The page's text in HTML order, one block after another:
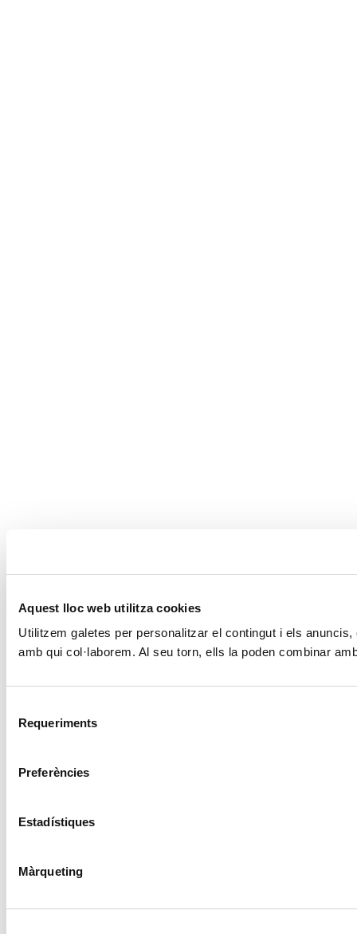
Aquest lloc web utilitza cookies
Utilitzem galetes per personalitzar el contingut i els
amb qui col·laborem. Al seu torn, ells la poden combinar
Requeriments
Preferències
Estadístiques
Màrqueting